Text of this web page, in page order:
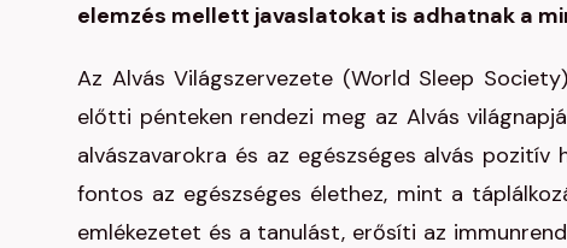
elemzés mellett javaslatokat is adhatnak a
Az Alvás Világszervezete (World Sleep
előtti pénteken rendezi meg az Alvás
alvászavarokra és az egészséges alvás
fontos az egészséges élethez, mint a
emlékezetet és a tanulást, erősíti az